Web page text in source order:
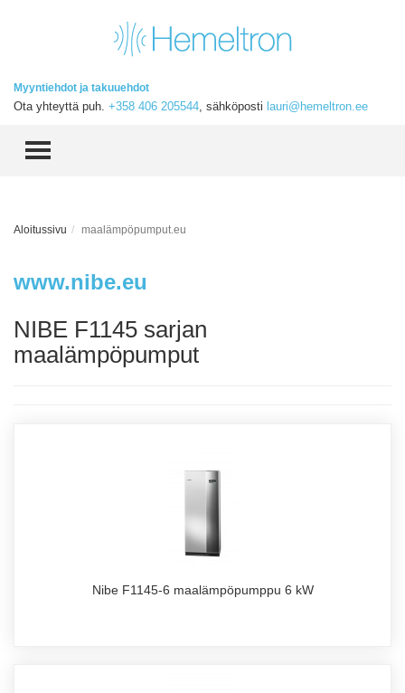
Myyntiehdot ja takuuehdot
Ota yhteyttä puh. +358 406 205544, sähköposti lauri@hemeltron.ee
TOGGLE MENU
Aloitussivu maalämpöpumput.eu
www.nibe.eu
NIBE F1145 sarjan
maalämpöpumput
Nibe F1145-6 maalämpöpumppu 6 kW